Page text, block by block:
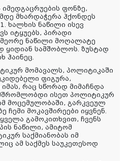
ფონზე,
მხარდაჭერა ჰქონდეს
ხალხის ნაწილი ისევ
იტყუებს, პირადი
მეორე ნაწილი მოღალატე
ყიდიან სამშობლოს. ზუსტად
ჰაინეც.
მომავალს, პოლიტიკაში
ფიგურა,
რაც სწორად მიმაჩნდა
ისეთ პოლიტიკურ
მოცემულობაში, გარკვეულ
ჩემი მოკავშირეები იყვნენ.
გამოკითხვით, ჩვენს
ნაწილი, ამიტომ
საქმიანობას იმ
ამ საქმეს საუკეთესოდ